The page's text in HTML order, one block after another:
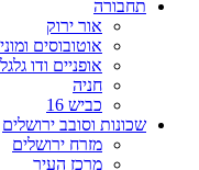
תחבורה
אור ירוק
אוטובוסים
אופניים ודו
חניה
כביש 16
שכונות וסובב ירושלים
מזרח ירושלים
מרכז העיר